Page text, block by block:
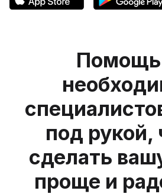
Помощь
под рукой,
сделать
проще и